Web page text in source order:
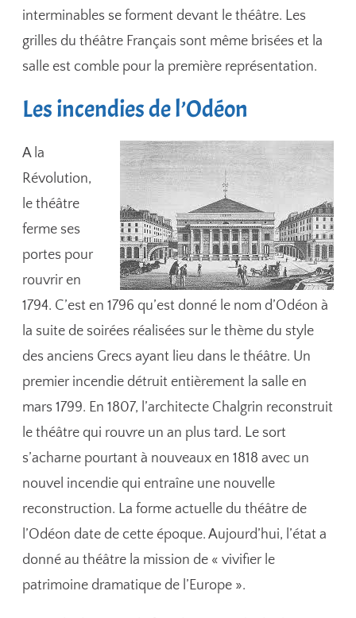
interminables se forment devant le théâtre. Les
grilles du théâtre Français sont même brisées et la
salle est comble pour la première représentation.
Les incendies de l’Odéon
A la
Révolution,
le théâtre
ferme ses
portes pour
rouvrir en
1794. C’est en 1796 qu’est donné le nom d’Odéon à
la suite de soirées réalisées sur le thème du style
des anciens Grecs ayant lieu dans le théâtre. Un
premier incendie détruit entièrement la salle en
mars 1799. En 1807, l’architecte Chalgrin reconstruit
le théâtre qui rouvre un an plus tard. Le sort
s’acharne pourtant à nouveaux en 1818 avec un
nouvel incendie qui entraîne une nouvelle
reconstruction. La forme actuelle du théâtre de
l’Odéon date de cette époque. Aujourd’hui, l’état a
donné au théâtre la mission de « vivifier le
patrimoine dramatique de l’Europe ».